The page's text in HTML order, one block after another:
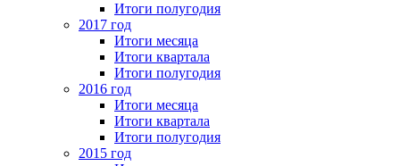
Итоги полугодия
2017 год
Итоги месяца
Итоги квартала
Итоги полугодия
2016 год
Итоги месяца
Итоги квартала
Итоги полугодия
2015 год